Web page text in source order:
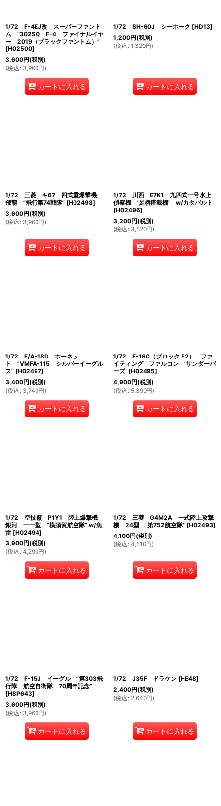
1/72 F-4EJ改 スーパーファント
ム ”302SQ F-4 ファイナルイヤ
ー 2019（ブラックファントム）”
[H02500]
3,600円(税別)
(税込 : 3,960円)
カートに入れる
1/72 SH-60J シーホーク [HD13]
1,200円(税別)
(税込 : 1,320円)
カートに入れる
1/72 三菱 キ67 四式重爆撃機
飛龍 ”飛行第74戦隊” [H02498]
3,600円(税別)
(税込 : 3,960円)
カートに入れる
1/72 川西 E7K1 九四式一号水上
偵察機 ’足柄搭載機’ w/カタパルト
[H02496]
3,200円(税別)
(税込 : 3,520円)
カートに入れる
1/72 F/A-18D ホーネッ
ト ”VMFA-115 シルバーイーグル
ス” [H02497]
3,400円(税別)
(税込 : 3,740円)
カートに入れる
1/72 F-16C（ブロック 52） ファ
イティング ファルコン ’サンダーバ
ーズ’ [H02495]
4,900円(税別)
(税込 : 5,390円)
カートに入れる
1/72 空技廠 P1Y1 陸上爆撃機
銀河 一一型 ”横須賀航空隊” w/魚
雷 [H02494]
3,900円(税別)
(税込 : 4,290円)
カートに入れる
1/72 三菱 G4M2A 一式陸上攻撃
機 24型 “第752航空隊” [H02493]
4,100円(税別)
(税込 : 4,510円)
カートに入れる
1/72 F-15J イーグル ”第303飛
行隊 航空自衛隊 70周年記念”
[HSP643]
3,600円(税別)
(税込 : 3,960円)
カートに入れる
1/72 J35F ドラケン [HE48]
2,400円(税別)
(税込 : 2,640円)
カートに入れる